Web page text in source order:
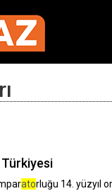
Türkiyesi
atorluğu 14. yüzyıl